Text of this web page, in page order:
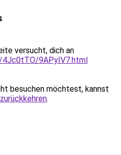
versucht, dich an
9APyIV7.html
besuchen möchtest, kannst
.